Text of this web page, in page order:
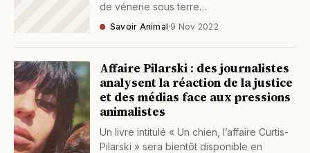
de vénerie sous terre…
Savoir Animal·9 Nov 2022
Affaire Pilarski : des journalistes
analysent la réaction de la justice
et des médias face aux pressions
animalistes
Un livre intitulé « Un chien, l’affaire Curtis-
Pilarski » sera bientôt disponible en